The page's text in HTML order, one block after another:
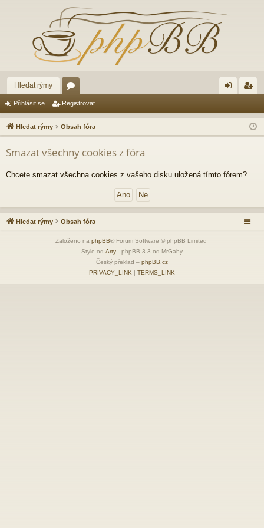
Hledat rýmy
ór
a lá
sit
ist
ro
Přihlásit se Registrovat
Hledat rýmy Obsah fóra
Smazat všechny cookies z fóra
Chcete smazat všechna cookies z vašeho disku uložená tímto fórem?
Hledat rýmy Obsah fóra
Založeno na phpBB® Forum Software © phpBB Limited
Style od Arty - phpBB 3.3 od MrGaby
Český překlad – phpBB.cz
PRIVACY_LINK | TERMS_LINK